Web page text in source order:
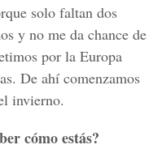
solo faltan dos
y no me da chance de
por la Europa
De ahí comenzamos
invierno.
cómo estás?